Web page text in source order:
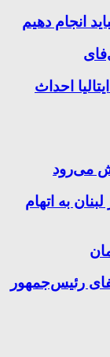
انجام دهیم
احداث
می‌رود
به اتهام
رئیس‌جمهور